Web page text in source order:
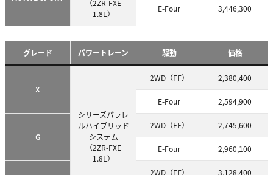
（2ZR-FXE
1.8L）
E-Four 3,446,300
グレード パワートレーン 駆動 価格
X
シリーズパラレ
ルハイブリッド
システム
（2ZR-FXE
1.8L）
2WD（FF） 2,380,400
E-Four 2,594,900
G
2WD（FF） 2,745,600
E-Four 2,960,100
2WD（FF） 3,128,400